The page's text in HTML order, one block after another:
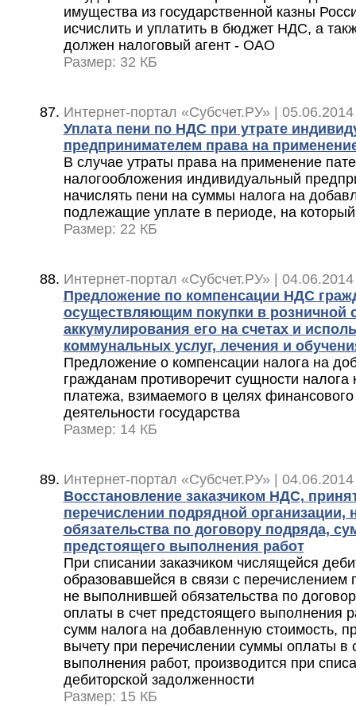
имущества из государственной казны
исчислить и уплатить в бюджет НДС, а
должен налоговый агент - ОАО
Размер: 32 КБ
Интернет-портал «Субсчет.РУ» |
Уплата пени по НДС при утрате
предпринимателем права на
В случае утраты права на применение
налогообложения индивидуальный
начислять пени на суммы налога на
подлежащие уплате в периоде, на
Размер: 22 КБ
Интернет-портал «Субсчет.РУ» |
Предложение по компенсации НДС
осуществляющим покупки в розничной
аккумулирования его на счетах и
коммунальных услуг, лечения и
Предложение о компенсации налога на
гражданам противоречит сущности налога
платежа, взимаемого в целях
деятельности государства
Размер: 14 КБ
Интернет-портал «Субсчет.РУ» |
Восстановление заказчиком НДС,
перечислении подрядной
обязательства по договору подряда,
предстоящего выполнения работ
При списании заказчиком числящейся
образовавшейся в связи с перечислением
не выполнившей обязательства по
оплаты в счет предстоящего выполнения
сумм налога на добавленную стоимость,
вычету при перечислении суммы оплаты в
выполнения работ, производится при
дебиторской задолженности
Размер: 15 КБ